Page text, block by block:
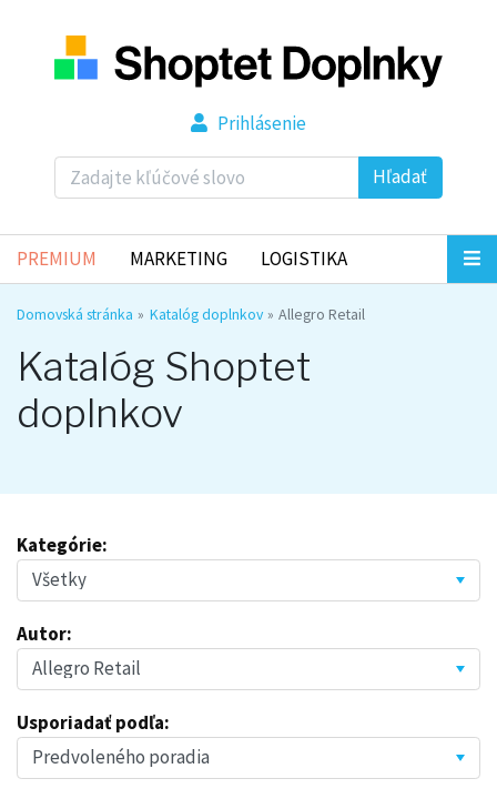
Hľadať
Prihlásenie
PREMIUM MARKETING LOGISTIKA
Domovská stránka Katalóg doplnkov Allegro Retail
Katalóg Shoptet
doplnkov
Kategórie:
Autor:
Usporiadať podľa: